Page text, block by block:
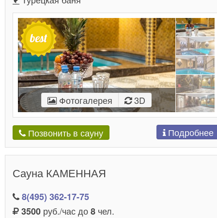
Фотогалерея 3D
Позвонить в сауну Подробнее
Сауна КАМЕННАЯ
8(495) 362-17-75
3500 руб./час до8 чел.